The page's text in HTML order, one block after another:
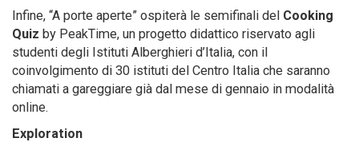
Infine, “A porte aperte” ospiterà le semifinali del Cooking
Quiz by PeakTime, un progetto didattico riservato agli
studenti degli Istituti Alberghieri d’Italia, con il
coinvolgimento di 30 istituti del Centro Italia che saranno
chiamati a gareggiare già dal mese di gennaio in modalità
online.
Exploration